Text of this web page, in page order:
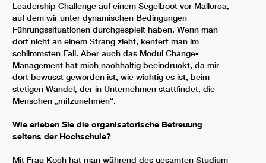
Leadership Challenge auf einem Segelboot vor Mallorca,
auf dem wir unter dynamischen Bedingungen
Führungssituationen durchgespielt haben. Wenn man
dort nicht an einem Strang zieht, kentert man im
schlimmsten Fall. Aber auch das Modul Change-
Management hat mich nachhaltig beeindruckt, da mir
dort bewusst geworden ist, wie wichtig es ist, beim
stetigen Wandel, der in Unternehmen stattfindet, die
Menschen „mitzunehmen“.
Wie erleben Sie die organisatorische Betreuung
seitens der Hochschule?
Mit Frau Koch hat man während des gesamten Studium